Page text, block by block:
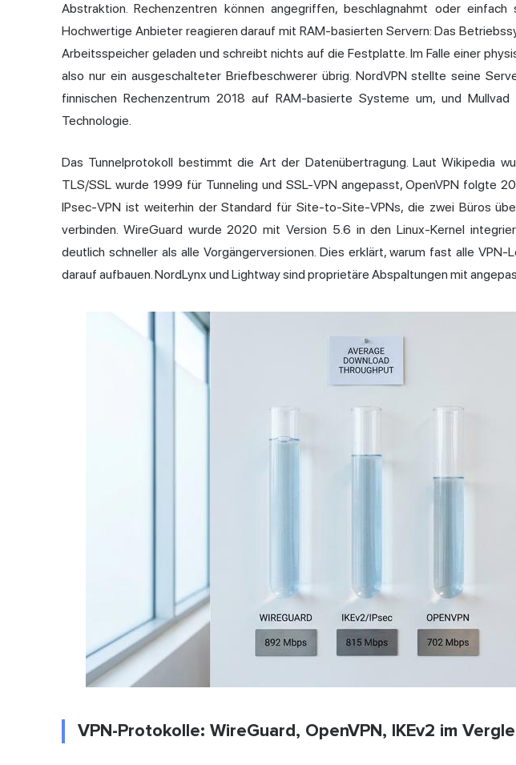
Abstraktion. Rechenzentren können angegriffen, beschlagnahmt oder
Hochwertige Anbieter reagieren darauf mit RAM-basierten Servern: Das
Arbeitsspeicher geladen und schreibt nichts auf die Festplatte. Im Falle einer
also nur ein ausgeschalteter Briefbeschwerer übrig. NordVPN stellte seine
finnischen Rechenzentrum 2018 auf RAM-basierte Systeme um, und Mullvad
Technologie.
Das Tunnelprotokoll bestimmt die Art der Datenübertragung. Laut Wikipedia
TLS/SSL wurde 1999 für Tunneling und SSL-VPN angepasst, OpenVPN folgte
IPsec-VPN ist weiterhin der Standard für Site-to-Site-VPNs, die zwei Büros
verbinden. WireGuard wurde 2020 mit Version 5.6 in den Linux-Kernel
deutlich schneller als alle Vorgängerversionen. Dies erklärt, warum fast alle VPN-
darauf aufbauen. NordLynx und Lightway sind proprietäre Abspaltungen mit
VPN-Protokolle: WireGuard, OpenVPN, IKEv2 im